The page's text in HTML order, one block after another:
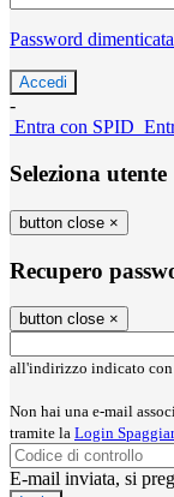
Password
-
Entra con SPID
Seleziona utente
button close ×
Recupero
button close ×
all'indirizzo indicato con
Non hai una e-mail
tramite la Login
E-mail inviata, si